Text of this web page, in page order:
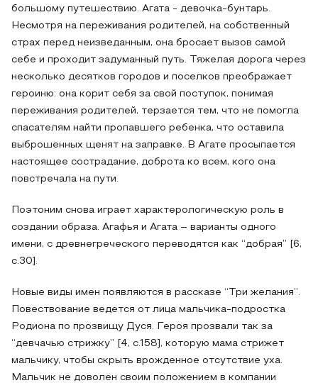
большому путешествию. Агата - девочка-бунтарь.
Несмотря на переживания родителей, на собственный
страх перед неизведанным, она бросает вызов самой
себе и проходит задуманный путь. Тяжелая дорога через
несколько десятков городов и поселков преображает
героиню: она корит себя за свой поступок, понимая
переживания родителей, терзается тем, что не помогла
спасателям найти пропавшего ребенка, что оставила
выброшенных щенят на заправке. В Агате просыпается
настоящее сострадание, доброта ко всем, кого она
повстречала на пути.
Поэтоним снова играет характерологическую роль в
создании образа. Агафья и Агата – варианты одного
имени, с древнегреческого переводятся как “добрая” [6,
с.30].
Новые виды имен появляются в рассказе “Три желания”.
Повествование ведется от лица мальчика-подростка
Родиона по прозвищу Дуся. Героя прозвали так за
“девчачью стрижку” [4, с.158], которую мама стрижет
мальчику, чтобы скрыть врожденное отсутствие уха.
Мальчик не доволен своим положением в компании